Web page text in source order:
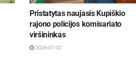
Pristatytas naujasis Kupiškio
rajono policijos komisariato
viršininkas
2026-07-02